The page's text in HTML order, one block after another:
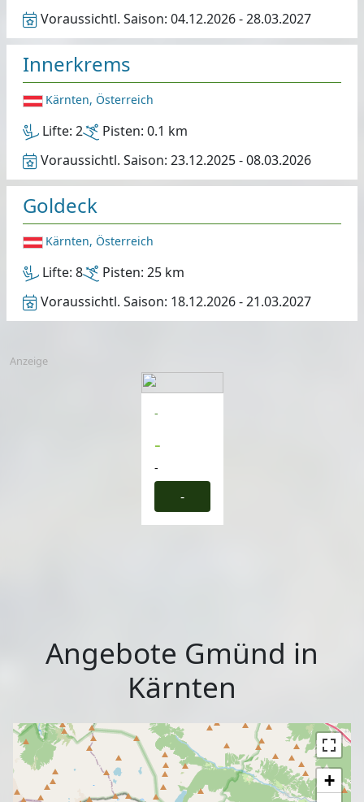
Voraussichtl. Saison: 04.12.2026 - 28.03.2027
Innerkrems
Kärnten, Österreich
Lifte: 2 Pisten: 0.1 km
Voraussichtl. Saison: 23.12.2025 - 08.03.2026
Goldeck
Kärnten, Österreich
Lifte: 8 Pisten: 25 km
Voraussichtl. Saison: 18.12.2026 - 21.03.2027
Anzeige
-
-
-
-
Angebote Gmünd in
Kärnten
+